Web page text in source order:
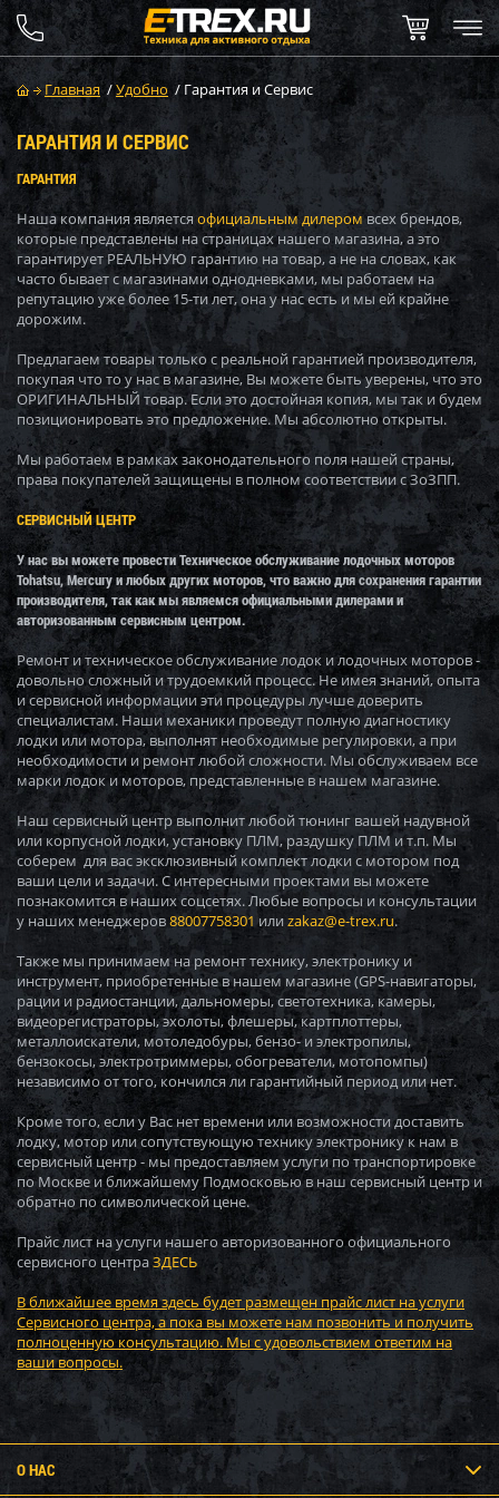
Главная /Удобно / Гарантия и Сервис
ГАРАНТИЯ И СЕРВИС
ГАРАНТИЯ
Наша компания являетсяофициальным дилеромвсех брендов,
которые представлены на страницах нашего магазина, а это
гарантирует РЕАЛЬНУЮ гарантию на товар, а не на словах, как
часто бывает с магазинами однодневками, мы работаем на
репутацию уже более 15-ти лет, она у нас есть и мы ей крайне
дорожим.
Предлагаем товары только с реальной гарантией производителя,
покупая что то у нас в магазине, Вы можете быть уверены, что это
ОРИГИНАЛЬНЫЙ товар. Если это достойная копия, мы так и будем
позиционировать это предложение. Мы абсолютно открыты.
Мы работаем в рамках законодательного поля нашей страны,
права покупателей защищены в полном соответствии с ЗоЗПП.
СЕРВИСНЫЙ ЦЕНТР
У нас вы можете провести Техническое обслуживание лодочных моторов
Tohatsu, Mercury и любых других моторов, что важно для сохранения гарантии
производителя, так как мы являемся официальными дилерами и
авторизованным сервисным центром.
Ремонт и техническое обслуживание лодок и лодочных моторов -
довольно сложный и трудоемкий процесс. Не имея знаний, опыта
и сервисной информации эти процедуры лучше доверить
специалистам. Наши механики проведут полную диагностику
лодки или мотора, выполнят необходимые регулировки, а при
необходимости и ремонт любой сложности. Мы обслуживаем все
марки лодок и моторов, представленные в нашем магазине.
Наш сервисный центр выполнит любой тюнинг вашей надувной
или корпусной лодки, установку ПЛМ, раздушку ПЛМ и т.п. Мы
соберем для вас эксклюзивный комплект лодки с мотором под
ваши цели и задачи. С интересными проектами вы можете
познакомится в наших соцсетях. Любые вопросы и консультации
у наших менеджеров88007758301 илиzakaz@e-trex.ru.
Также мы принимаем на ремонт технику, электронику и
инструмент, приобретенные в нашем магазине (GPS-навигаторы,
рации и радиостанции, дальномеры, светотехника, камеры,
видеорегистраторы, эхолоты, флешеры, картплоттеры,
металлоискатели, мотоледобуры, бензо- и электропилы,
бензокосы, электротриммеры, обогреватели, мотопомпы)
независимо от того, кончился ли гарантийный период или нет.
Кроме того, если у Вас нет времени или возможности доставить
лодку, мотор или сопутствующую технику электронику к нам в
сервисный центр - мы предоставляем услуги по транспортировке
по Москве и ближайшему Подмосковью в наш сервисный центр и
обратно по символической цене.
Прайс лист на услуги нашего авторизованного официального
сервисного центраЗДЕСЬ
В ближайшее время здесь будет размещен прайс лист на услуги
Сервисного центра, а пока вы можете нам позвонить и получить
полноценную консультацию. Мы с удовольствием ответим на
ваши вопросы.
О НАС